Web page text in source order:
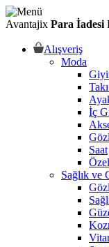
Avantajix Para İadesi
Alışveriş
Moda
İç
Saat
Sağlık ve